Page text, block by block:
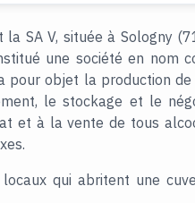
SA V, située à Sologny
une société en nom
pour objet la production de
le stockage et le
et à la vente de tous
qui abritent une